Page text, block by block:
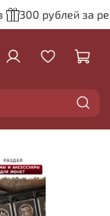
300 рублей за